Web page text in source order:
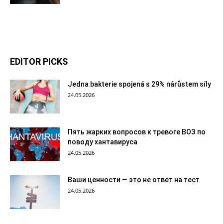
EDITOR PICKS
Jedna bakterie spojená s 29% nárůstem síly
24.05.2026
Пять жарких вопросов к тревоге ВОЗ по
поводу хантавируса
24.05.2026
Ваши ценности — это не ответ на тест
24.05.2026